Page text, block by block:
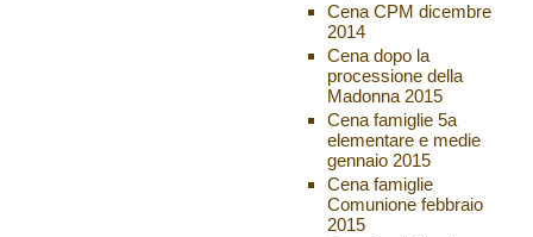
Cena CPM dicembre
2014
Cena dopo la
processione della
Madonna 2015
Cena famiglie 5a
elementare e medie
gennaio 2015
Cena famiglie
Comunione febbraio
2015